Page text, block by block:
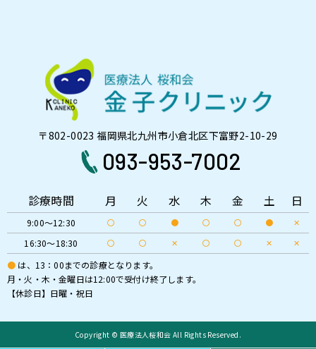
〒802-0023 福岡県北九州市小倉北区下富野2-10-29
093-953-7002
● は、13：00までの診療となります。
月・火・木・金曜日は12:00で受付け終了します。
【休診日】日曜・祝日
診療時間 ⽉ 火 水 木 金 土 日
9:00～12:30 〇 〇 ● 〇 〇 ● ✕
16:30～18:30 〇 〇 ✕ 〇 〇 ✕ ✕
Copyright © 医療法人桜和会 All Rights Reserved.